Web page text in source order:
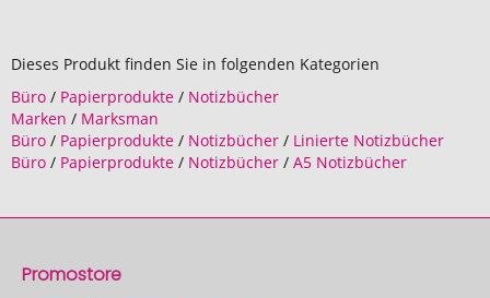
Dieses Produkt finden Sie in folgenden Kategorien
Büro / Papierprodukte / Notizbücher
Marken / Marksman
Büro / Papierprodukte / Notizbücher / Linierte Notizbücher
Büro / Papierprodukte / Notizbücher / A5 Notizbücher
Promostore